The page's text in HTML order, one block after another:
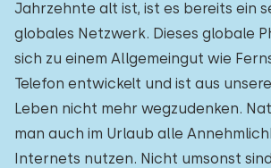
Jahrzehnte alt ist, ist es bereits ein
globales Netzwerk. Dieses globale
sich zu einem Allgemeingut wie
Telefon entwickelt und ist aus
Leben nicht mehr wegzudenken.
man auch im Urlaub alle
Internets nutzen. Nicht umsonst